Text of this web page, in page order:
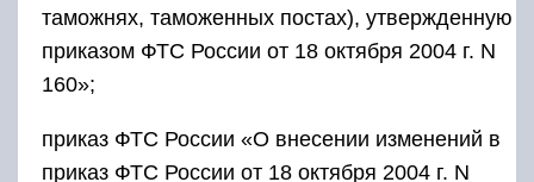
таможнях, таможенных постах), утвержденную
приказом ФТС России от 18 октября 2004 г. N
160»;
приказ ФТС России «О внесении изменений в
приказ ФТС России от 18 октября 2004 г. N